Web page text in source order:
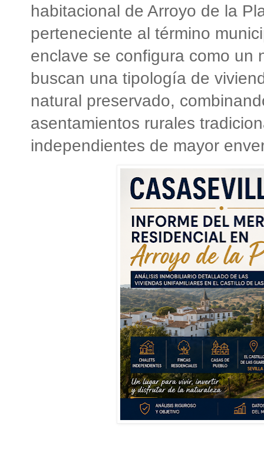
habitacional de Arroyo de la
perteneciente al término
enclave se configura como un
buscan una tipología de
natural preservado,
asentamientos rurales
independientes de mayor